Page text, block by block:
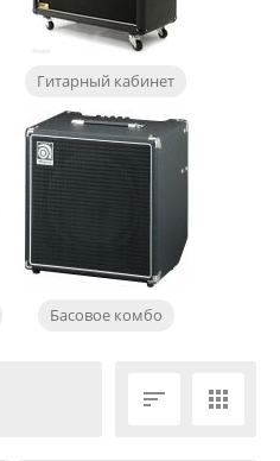
Гитарный кабинет
Басовое комбо
 